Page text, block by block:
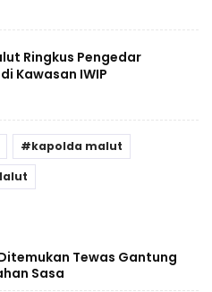
Ringkus Pengedar
Kawasan IWIP
kapolda malut
Tewas Gantung
Sasa